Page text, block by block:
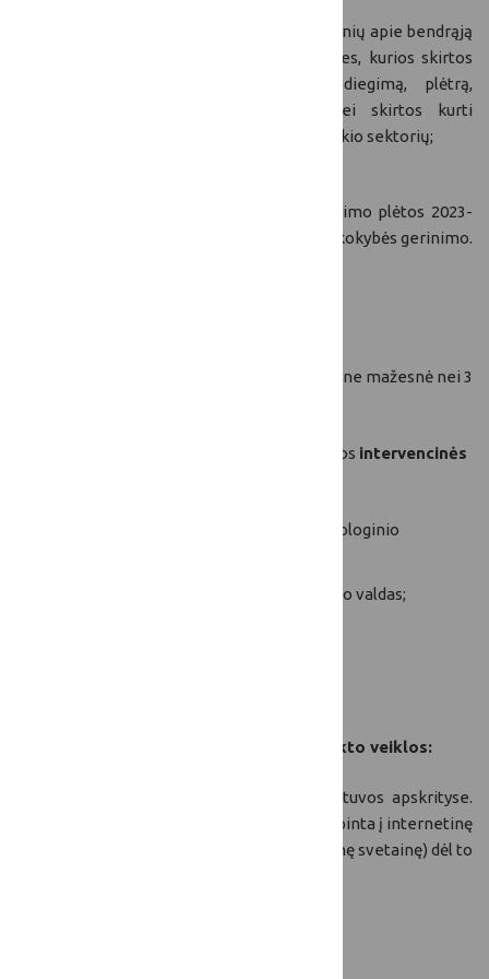
suteikti Lietuvos gyventojams išsamių žinių apie bendrąją
žemės ūkio politiką, paramos galimybes, kurios skirtos
skatinti tvarų ūkininkavimą, inovacijų diegimą, plėtrą,
modernizavimą, konkurencingumą, bei skirtos kurti
atsakingą ir ateičiai pasirengusį žemės ūkio sektorių;
prisidėti prie Lietuvos žemės ūkio ir kaimo plėtos 2023-
2027 m. strateginio plano įgyvendinimo kokybės gerinimo.
Audiovizualinė produkcija (5 vnt., trukmė ne mažesnė nei 3
SP viešinimo akcijų metu bus viešinamos šios intervencinės
KP01ekū- Ekologinis ūkininkavimas. Ekologinio
KP31tvi - Tvarios investicijos į žemės ūkio valdas;
Vieta (-os), kur bus įgyvendinamos projekto veiklos:
SP viešinimo akcijos bus vykdomas 8 Lietuvos apskrityse.
Sukurta audiovizualinė produkcija bus patalpinta į internetinę
erdvę (youtube kanalą, paraiškėjo internetinę svetainę) dėl to